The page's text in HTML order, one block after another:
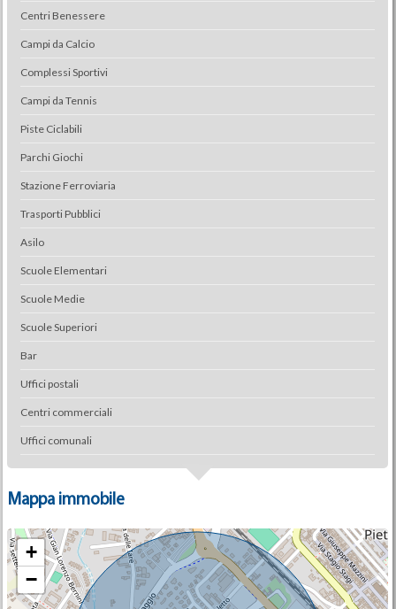
Centri Benessere
Campi da Calcio
Complessi Sportivi
Campi da Tennis
Piste Ciclabili
Parchi Giochi
Stazione Ferroviaria
Trasporti Pubblici
Asilo
Scuole Elementari
Scuole Medie
Scuole Superiori
Bar
Uffici postali
Centri commerciali
Uffici comunali
Mappa immobile
+
−